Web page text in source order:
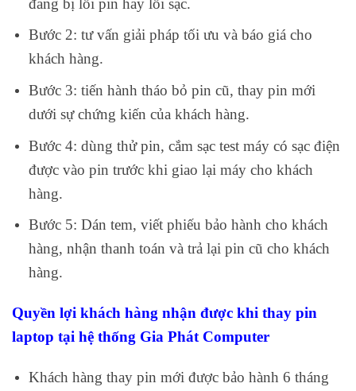
đang bị lỗi pin hay lỗi sạc.
Bước 2: tư vấn giải pháp tối ưu và báo giá cho
khách hàng.
Bước 3: tiến hành tháo bỏ pin cũ, thay pin mới
dưới sự chứng kiến của khách hàng.
Bước 4: dùng thử pin, cắm sạc test máy có sạc điện
được vào pin trước khi giao lại máy cho khách
hàng.
Bước 5: Dán tem, viết phiếu bảo hành cho khách
hàng, nhận thanh toán và trả lại pin cũ cho khách
hàng.
Quyền lợi khách hàng nhận được khi thay pin
laptop tại hệ thống Gia Phát Computer
Khách hàng thay pin mới được bảo hành 6 tháng